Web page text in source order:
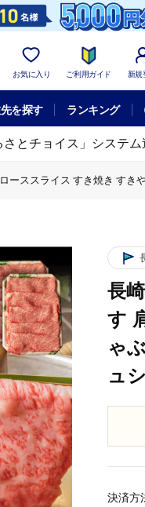
お気に入り ご利用ガイド 新規
を探す ランキング
さとチョイス」システ
ーススライス すき焼き す
長
す
ゃ
ュ
決済方